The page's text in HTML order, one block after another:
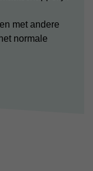
met andere
normale